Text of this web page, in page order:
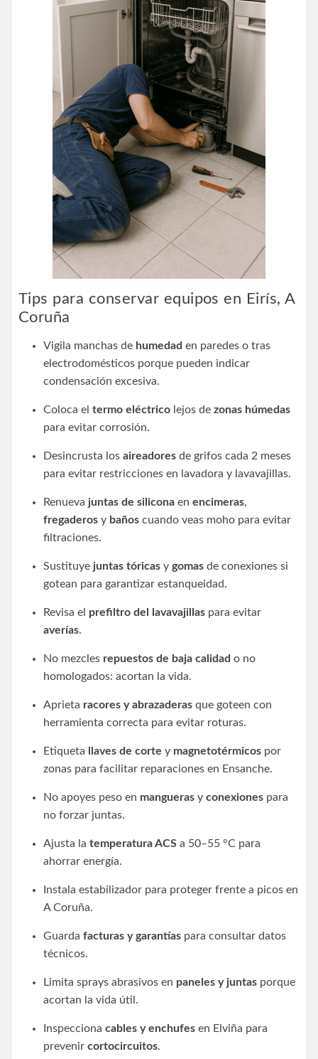
Tips para conservar equipos en Eirís, A
Coruña
Vigila manchas de humedad en paredes o tras
electrodomésticos porque pueden indicar
condensación excesiva.
Coloca el termo eléctrico lejos de zonas húmedas
para evitar corrosión.
Desincrusta los aireadores de grifos cada 2 meses
para evitar restricciones en lavadora y lavavajillas.
Renueva juntas de silicona en encimeras,
fregaderos y baños cuando veas moho para evitar
filtraciones.
Sustituye juntas tóricas y gomas de conexiones si
gotean para garantizar estanqueidad.
Revisa el prefiltro del lavavajillas para evitar
averías.
No mezcles repuestos de baja calidad o no
homologados: acortan la vida.
Aprieta racores y abrazaderas que goteen con
herramienta correcta para evitar roturas.
Etiqueta llaves de corte y magnetotérmicos por
zonas para facilitar reparaciones en Ensanche.
No apoyes peso en mangueras y conexiones para
no forzar juntas.
Ajusta la temperatura ACS a 50–55 °C para
ahorrar energía.
Instala estabilizador para proteger frente a picos en
A Coruña.
Guarda facturas y garantías para consultar datos
técnicos.
Limita sprays abrasivos en paneles y juntas porque
acortan la vida útil.
Inspecciona cables y enchufes en Elviña para
prevenir cortocircuitos.